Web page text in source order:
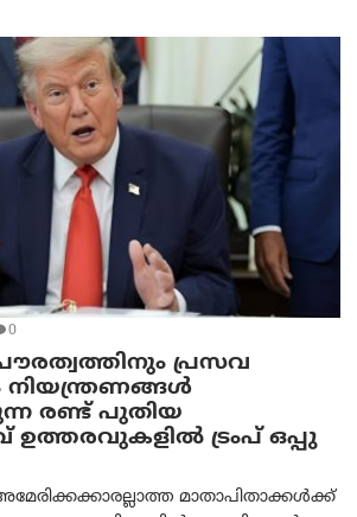
0
പ്രസവ
നിയന്ത്രണങ്ങൾ
രണ്ട് പുതിയ
ഉത്തരവുകളിൽ ട്രംപ് ഒപ്പു
മാതാപിതാക്കൾക്ക്